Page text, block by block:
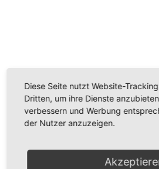
Videoinhalte einzubetten. Dieser
zu Ihren Aktivitäten sammeln. Bitte
durch und stimmen Sie der
um dieses Video
Mehr
Diese Seite nutzt Website-
Dritten, um ihre Dienste
verbessern und Werbung
der Nutzer anzuzeigen.